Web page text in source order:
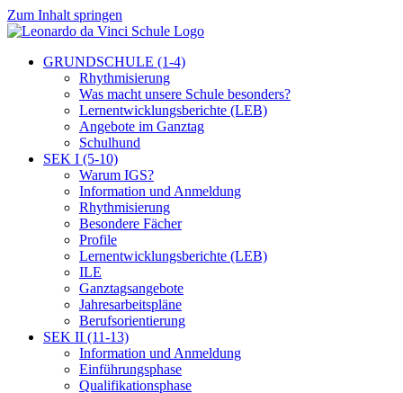
Zum Inhalt springen
GRUNDSCHULE (1-4)
Rhythmisierung
Was macht unsere Schule besonders?
Lernentwicklungsberichte (LEB)
Angebote im Ganztag
Schulhund
SEK I (5-10)
Warum IGS?
Information und Anmeldung
Rhythmisierung
Besondere Fächer
Profile
Lernentwicklungsberichte (LEB)
ILE
Ganztagsangebote
Jahresarbeitspläne
Berufsorientierung
SEK II (11-13)
Information und Anmeldung
Einführungsphase
Qualifikationsphase